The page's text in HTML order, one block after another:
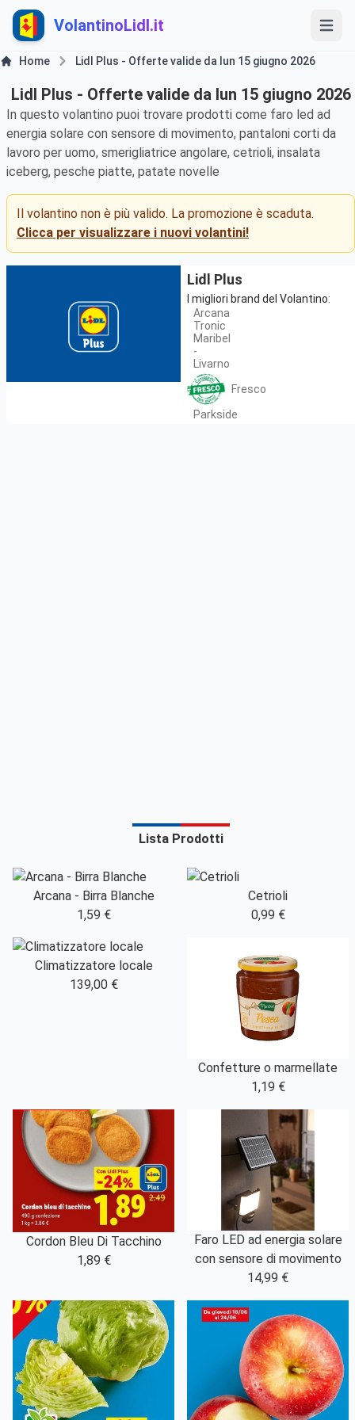
VolantinoLidl.it
Home Lidl Plus - Offerte valide da lun 15 giugno 2026
Lidl Plus - Offerte valide da lun 15 giugno 2026
In questo volantino puoi trovare prodotti come faro led ad
energia solare con sensore di movimento, pantaloni corti da
lavoro per uomo, smerigliatrice angolare, cetrioli, insalata
iceberg, pesche piatte, patate novelle
Il volantino non è più valido. La promozione è scaduta.
Clicca per visualizzare i nuovi volantini!
Lidl Plus
I migliori brand del Volantino:
Arcana
Tronic
Maribel
-
Livarno
Fresco
Parkside
Lista Prodotti
Arcana - Birra Blanche
1,59 €
Cetrioli
0,99 €
Climatizzatore locale
139,00 €
Confetture o marmellate
1,19 €
Cordon Bleu Di Tacchino
1,89 €
Faro LED ad energia solare
con sensore di movimento
14,99 €